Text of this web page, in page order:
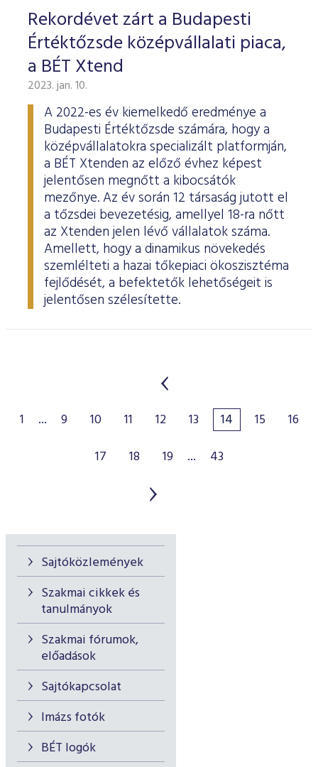
Sajtóközlemények
Szakmai cikkek és
tanulmányok
Szakmai fórumok,
előadások
Sajtókapcsolat
Imázs fotók
BÉT logók
Rekordévet zárt a Budapesti
Értéktőzsde középvállalati piaca,
a BÉT Xtend
2023. jan. 10.
A 2022-es év kiemelkedő eredménye a
Budapesti Értéktőzsde számára, hogy a
középvállalatokra specializált platformján,
a BÉT Xtenden az előző évhez képest
jelentősen megnőtt a kibocsátók
mezőnye. Az év során 12 társaság jutott el
a tőzsdei bevezetésig, amellyel 18-ra nőtt
az Xtenden jelen lévő vállalatok száma.
Amellett, hogy a dinamikus növekedés
szemlélteti a hazai tőkepiaci ökoszisztéma
fejlődését, a befektetők lehetőségeit is
jelentősen szélesítette.
1 ... 9 10 11 12 13 14 15
16
17
18 19 ... 43